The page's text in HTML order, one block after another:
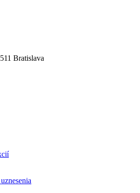
Bratislava